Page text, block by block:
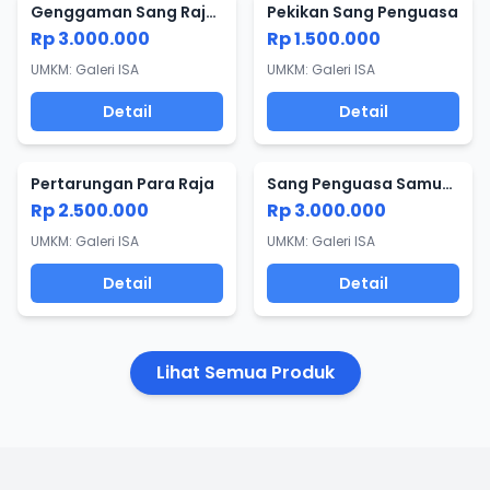
Genggaman Sang Raja Langit
Rp 3.000.000
UMKM: Galeri ISA
Detail
Pekikan Sang Penguasa
Rp 1.500.000
UMKM: Galeri ISA
Detail
Pertarungan Para Raja
Rp 2.500.000
UMKM: Galeri ISA
Detail
Sang Penguasa Samudra
Rp 3.000.000
UMKM: Galeri ISA
Detail
Lihat Semua Produk